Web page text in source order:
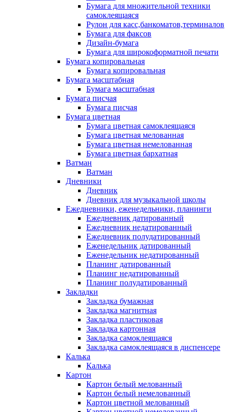
Бумага для множительной техники
самоклеящаяся
Рулон для касс,банкоматов,терминалов
Бумага для факсов
Дизайн-бумага
Бумага для широкоформатной печати
Бумага копировальная
Бумага копировальная
Бумага масштабная
Бумага масштабная
Бумага писчая
Бумага писчая
Бумага цветная
Бумага цветная самоклеящаяся
Бумага цветная мелованная
Бумага цветная немелованная
Бумага цветная бархатная
Ватман
Ватман
Дневники
Дневник
Дневник для музыкальной школы
Ежедневники, еженедельники, планинги
Ежедневник датированный
Ежедневник недатированный
Ежедневник полудатированный
Еженедельник датированный
Еженедельник недатированный
Планинг датированный
Планинг недатированный
Планинг полудатированный
Закладки
Закладка бумажная
Закладка магнитная
Закладка пластиковая
Закладка картонная
Закладка самоклеящаяся
Закладка самоклеящаяся в диспенсере
Калька
Калька
Картон
Картон белый мелованный
Картон белый немелованный
Картон цветной мелованный